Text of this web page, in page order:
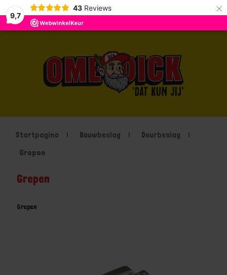
9,7
43 Reviews ×
Startpagina Bouwbeslag
Deurbeslag
Grepen
Grepen
Grepen